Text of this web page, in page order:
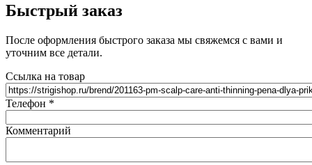
Быстрый заказ
После оформления быстрого заказа мы свяжемся с вами и
уточним все детали.
Ссылка на товар
Телефон *
Комментарий